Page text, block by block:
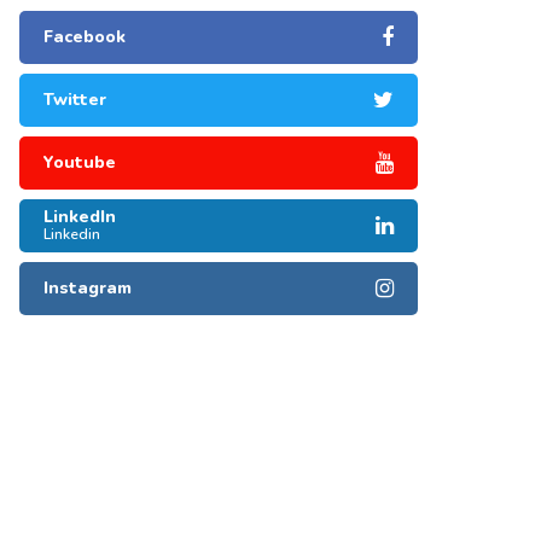
Facebook
Twitter
Youtube
LinkedIn
Linkedin
Instagram